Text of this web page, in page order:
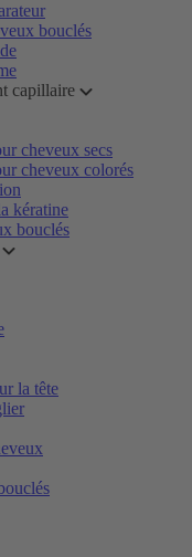
bouclés
capillaire
cheveux secs
cheveux colorés
kératine
bouclés
la tête